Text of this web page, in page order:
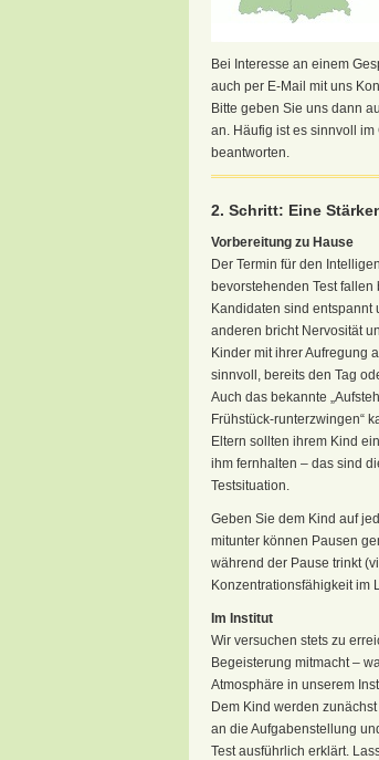
Bei Interesse an einem
auch per E-Mail mit uns
Bitte geben Sie uns dann
an. Häufig ist es sinnvoll
beantworten.
2. Schritt: Eine
Vorbereitung zu Hause
Der Termin für den
bevorstehenden Test
Kandidaten sind entspannt
anderen bricht Nervosität
Kinder mit ihrer Aufregung
sinnvoll, bereits den Tag
Auch das bekannte
Frühstück-runterzwingen“
Eltern sollten ihrem Kind
ihm fernhalten – das sind
Testsituation.
Geben Sie dem Kind auf
mitunter können Pausen
während der Pause trinkt
Konzentrationsfähigkeit im
Im Institut
Wir versuchen stets zu
Begeisterung mitmacht –
Atmosphäre in unserem
Dem Kind werden
an die Aufgabenstellung
Test ausführlich erklärt.